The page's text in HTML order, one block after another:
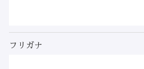
フリガナ